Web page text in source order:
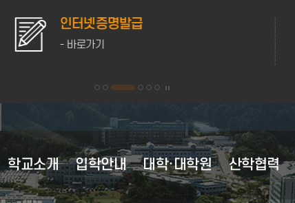
인터넷증명발급
- 바로가기
학교소개 입학안내 대학·대학원 산학협력